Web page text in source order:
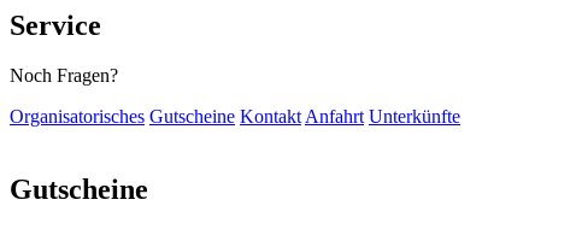
Service
Noch Fragen?
Organisatorisches Gutscheine KontaktAnfahrt Unterkünfte
Gutscheine